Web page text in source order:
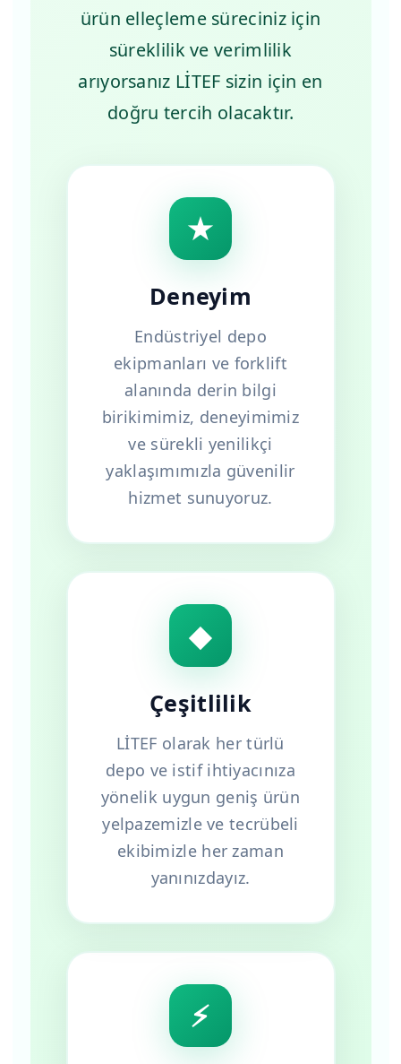
ürün elleçleme süreciniz için
süreklilik ve verimlilik
arıyorsanız LİTEF sizin için en
doğru tercih olacaktır.
★
Deneyim
Endüstriyel depo
ekipmanları ve forklift
alanında derin bilgi
birikimimiz, deneyimimiz
ve sürekli yenilikçi
yaklaşımımızla güvenilir
hizmet sunuyoruz.
◆
Çeşitlilik
LİTEF olarak her türlü
depo ve istif ihtiyacınıza
yönelik uygun geniş ürün
yelpazemizle ve tecrübeli
ekibimizle her zaman
yanınızdayız.
⚡